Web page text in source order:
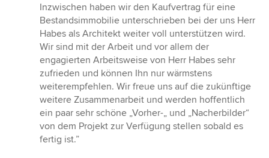
Inzwischen haben wir den Kaufvertrag für eine
Bestandsimmobilie unterschrieben bei der uns Herr
Habes als Architekt weiter voll unterstützen wird.
Wir sind mit der Arbeit und vor allem der
engagierten Arbeitsweise von Herr Habes sehr
zufrieden und können Ihn nur wärmstens
weiterempfehlen. Wir freue uns auf die zukünftige
weitere Zusammenarbeit und werden hoffentlich
ein paar sehr schöne „Vorher-„ und „Nacherbilder“
von dem Projekt zur Verfügung stellen sobald es
fertig ist.”